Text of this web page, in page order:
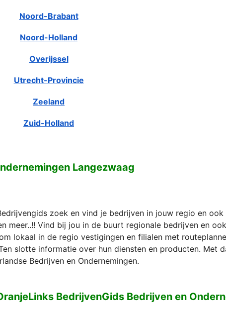
Noord-Brabant
Noord-Holland
Overijssel
Utrecht-Provincie
Zeeland
Zuid-Holland
Langezwaag
zoek en vind je bedrijven in jouw regio en
meer..!! Vind bij jou in de buurt regionale bedrijven en
lokaal in de regio vestigingen en filialen met
slotte informatie over hun diensten en producten. Met
Bedrijven en Ondernemingen.
BedrijvenGids Bedrijven en